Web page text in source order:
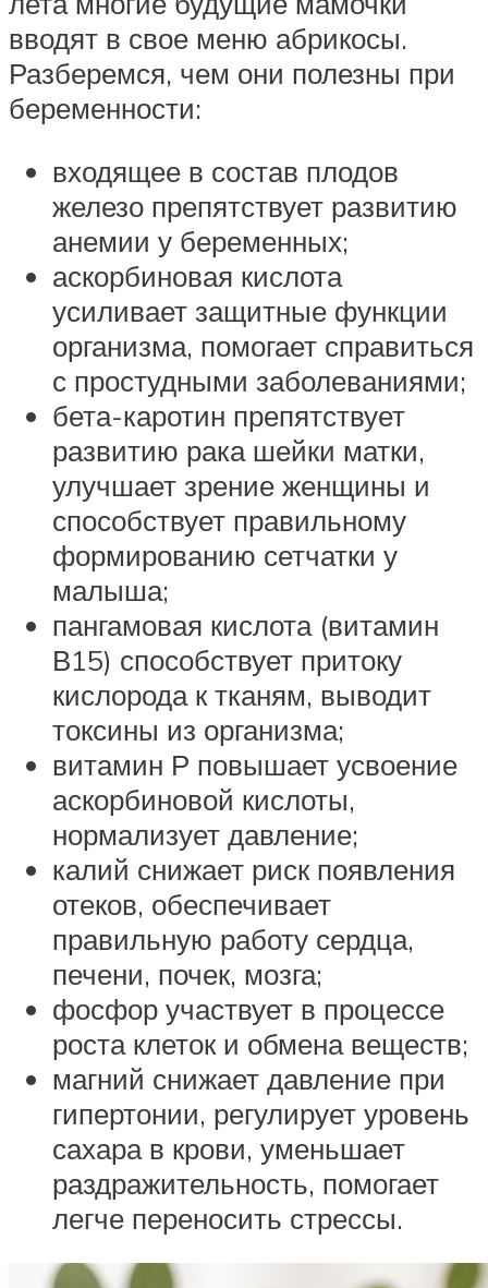
вводят в свое меню абрикосы.
Разберемся, чем они полезны при
беременности:
входящее в состав плодов
железо препятствует развитию
анемии у беременных;
аскорбиновая кислота
усиливает защитные функции
организма, помогает справиться
с простудными заболеваниями;
бета-каротин препятствует
развитию рака шейки матки,
улучшает зрение женщины и
способствует правильному
формированию сетчатки у
малыша;
пангамовая кислота (витамин
В15) способствует притоку
кислорода к тканям, выводит
токсины из организма;
витамин Р повышает усвоение
аскорбиновой кислоты,
нормализует давление;
калий снижает риск появления
отеков, обеспечивает
правильную работу сердца,
печени, почек, мозга;
фосфор участвует в процессе
роста клеток и обмена веществ;
магний снижает давление при
гипертонии, регулирует уровень
сахара в крови, уменьшает
раздражительность, помогает
легче переносить стрессы.